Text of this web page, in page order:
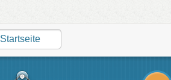
Startseite